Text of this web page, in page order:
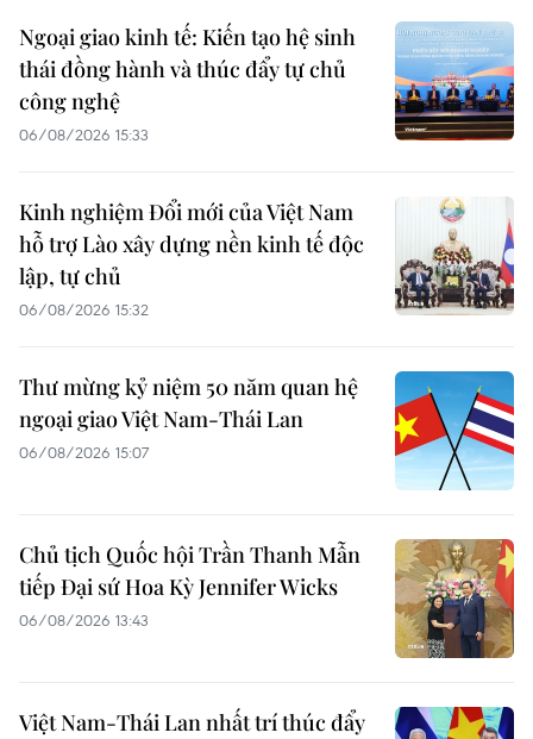
Ngoại giao kinh tế: Kiến tạo hệ sinh
thái đồng hành và thúc đẩy tự chủ
công nghệ
06/08/2026 15:33
Kinh nghiệm Đổi mới của Việt Nam
hỗ trợ Lào xây dựng nền kinh tế độc
lập, tự chủ
06/08/2026 15:32
Thư mừng kỷ niệm 50 năm quan hệ
ngoại giao Việt Nam-Thái Lan
06/08/2026 15:07
Chủ tịch Quốc hội Trần Thanh Mẫn
tiếp Đại sứ Hoa Kỳ Jennifer Wicks
06/08/2026 13:43
Việt Nam-Thái Lan nhất trí thúc đẩy